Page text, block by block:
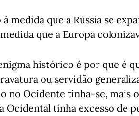
medida que a Rússia se
que a Europa
histórico é por que é
ou servidão
no Ocidente tinha-se, mais
Ocidental tinha excesso de